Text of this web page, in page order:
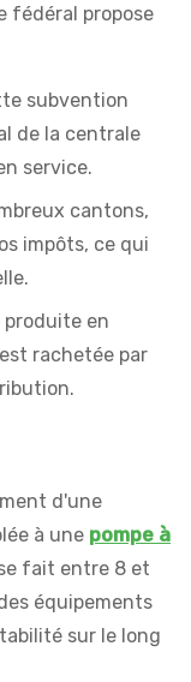
fédéral propose
subvention
de la centrale
service.
cantons,
impôts, ce qui
en
rachetée par
d'une
à une pompe à
fait entre 8 et
équipements
sur le long